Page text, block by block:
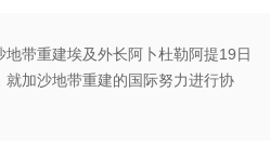
带重建埃及外长阿卜杜勒阿提19日
加沙地带重建的国际努力进行协